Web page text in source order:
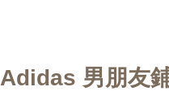
Adidas 男朋友